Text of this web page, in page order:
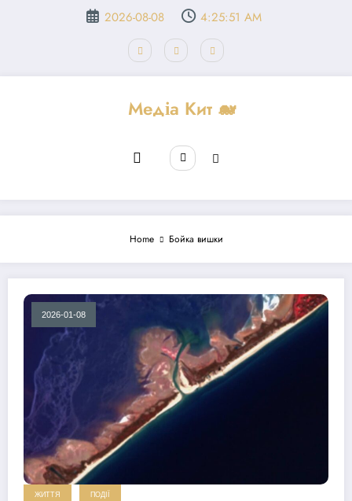
2026-08-08 4:25:51 AM
Медіа Кит 🐋
Home Бойка вишки
2026-01-08
ЖИТТЯ ПОДІЇ